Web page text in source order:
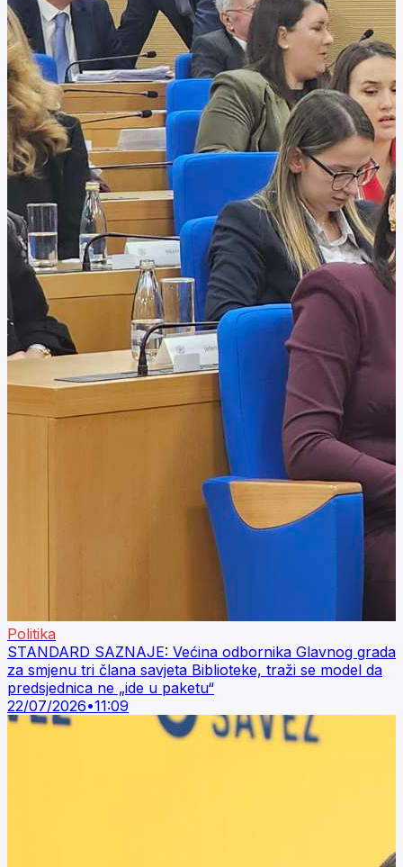
Politika
STANDARD SAZNAJE: Većina odbornika Glavnog grada
za smjenu tri člana savjeta Biblioteke, traži se model da
predsjednica ne „ide u paketu“
22/07/2026•11:09